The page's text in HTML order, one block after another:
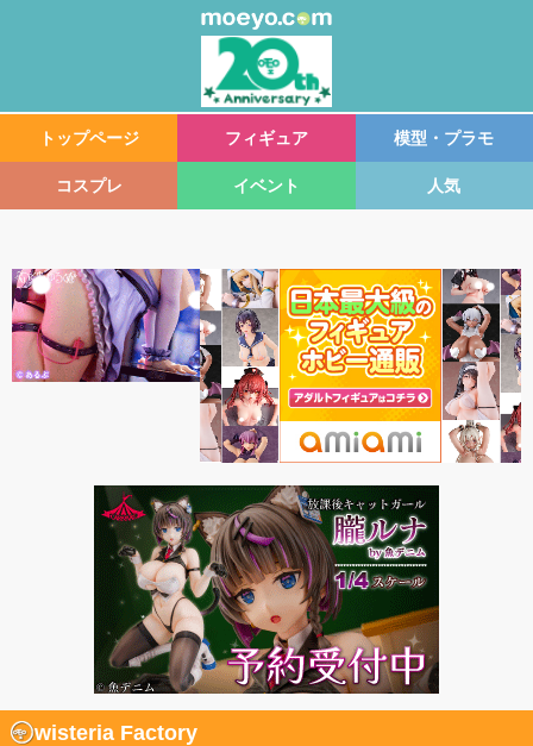
トップページ フィギュア 模型・プラモ
コスプレ イベント 人気
wisteria Factory